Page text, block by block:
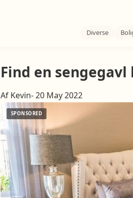
Diverse
Find en sengegavl
Af Kevin- 20 May 2022